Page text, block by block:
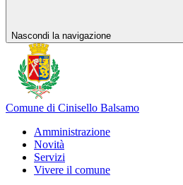
Nascondi la navigazione
Comune di Cinisello Balsamo
Amministrazione
Novità
Servizi
Vivere il comune